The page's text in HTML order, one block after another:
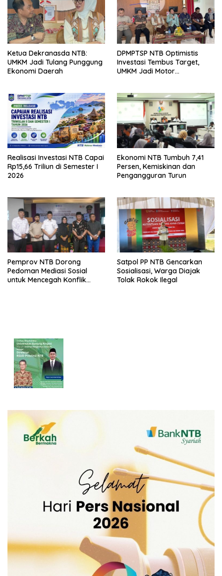
Ketua Dekranasda NTB:
UMKM Jadi Tulang Punggung
Ekonomi Daerah
DPMPTSP NTB Optimistis
Investasi Tembus Target,
UMKM Jadi Motor
Realisasi Investasi NTB Capai
Rp15,66 Triliun di Semester I
2026
Ekonomi NTB Tumbuh 7,41
Persen, Kemiskinan dan
Pengangguran Turun
Pemprov NTB Dorong
Pedoman Mediasi Sosial
untuk Mencegah Konflik
Satpol PP NTB Gencarkan
Sosialisasi, Warga Diajak
Tolak Rokok Ilegal